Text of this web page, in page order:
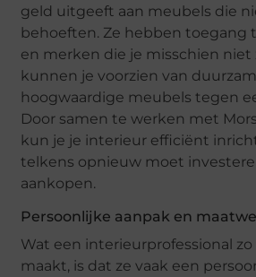
geld uitgeeft aan meubels die
behoeften. Ze hebben toegang
en merken die je misschien niet
kunnen je voorzien van
hoogwaardige meubels tegen
Door samen te werken met
kun je je interieur efficiënt
telkens opnieuw moet
aankopen.
Persoonlijke aanpak en
Wat een interieurprofessional zo
maakt, is dat ze vaak een